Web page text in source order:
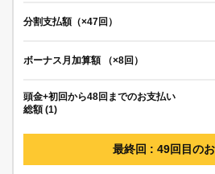
分割支払額（×47回）
ボーナス月加算額 （×8回）
頭金+初回から48回までのお支払い
総額 (1)
最終回 : 49回目の